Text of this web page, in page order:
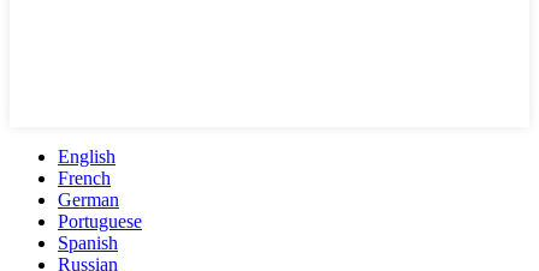
English
French
German
Portuguese
Spanish
Russian